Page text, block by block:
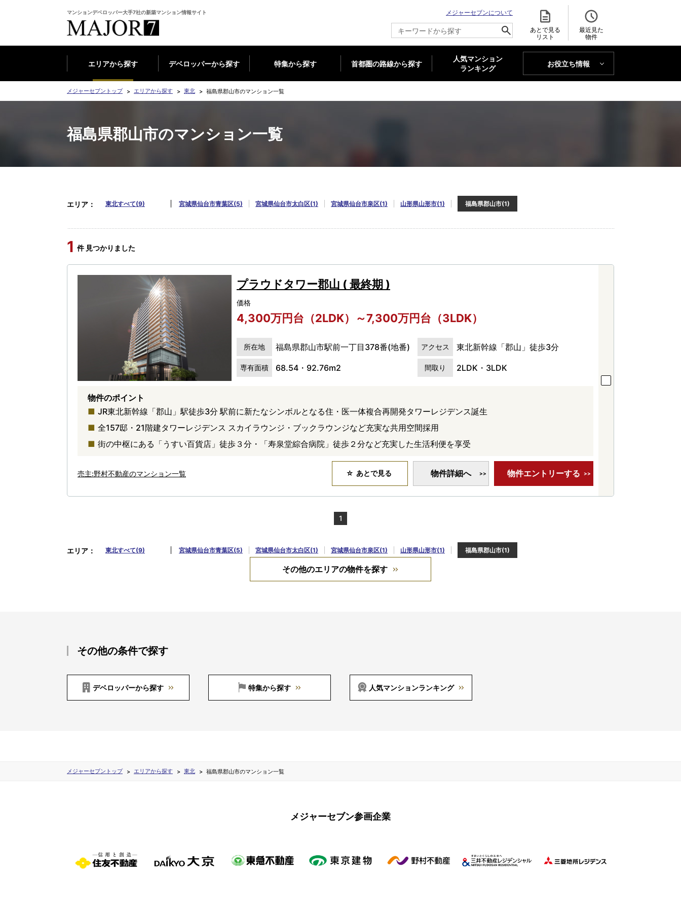
マンションデベロッパー大手7社の新築マンション情報サイト
メジャーセブンについて
あとで見る
リスト
最近見た
物件
エリアから探す デベロッパーから探す 特集から探す 首都圏の路線から探す
人気マンション
ランキング
お役立ち情報
MAJOR'S BLOG
メジャーセブントップ エリアから探す 東北 福島県郡山市のマンション一覧
福島県郡山市のマンション一覧
エリア 東北すべて(9) 宮城県仙台市青葉区(5) 宮城県仙台市太白区(1) 宮城県仙台市泉区(1) 山形県山形市(1) 福島県郡山市(1)
1 件 見つかりました
プラウドタワー郡山 ( 最終期 )
価格
4,300万円台（2LDK）～7,300万円台（3LDK）
所在地 福島県郡山市駅前一丁目378番(地番) アクセス 東北新幹線「郡山」徒歩3分
専有面積 68.54・92.76m2 間取り 2LDK・3LDK
物件のポイント
JR東北新幹線「郡山」駅徒歩3分 駅前に新たなシンボルとなる住・医一体複合再開発タワーレジデンス誕生
全157邸・21階建タワーレジデンス スカイラウンジ・ブックラウンジなど充実な共用空間採用
街の中枢にある「うすい百貨店」徒歩３分・「寿泉堂綜合病院」徒歩２分など充実した生活利便を享受
売主:野村不動産のマンション一覧 あとで見る 物件詳細へ 物件エントリーする
1
エリア 東北すべて(9) 宮城県仙台市青葉区(5) 宮城県仙台市太白区(1) 宮城県仙台市泉区(1) 山形県山形市(1) 福島県郡山市(1)
その他のエリアの物件を探す
その他の条件で探す
デベロッパーから探す 特集から探す 人気マンションランキング
メジャーセブントップ エリアから探す 東北 福島県郡山市のマンション一覧
メジャーセブン参画企業